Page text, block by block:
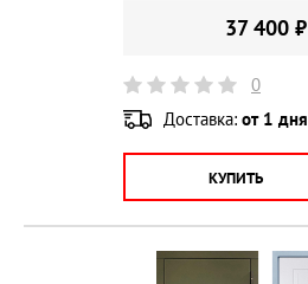
37 400 ₽
0
Доставка: от 1 дня
КУПИТЬ